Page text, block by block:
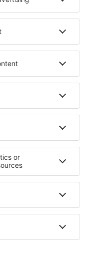
Smolyan province
Monterey